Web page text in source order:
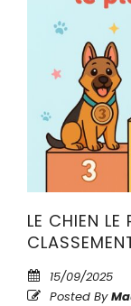
LE CHIEN LE
15/09/2025
Posted By